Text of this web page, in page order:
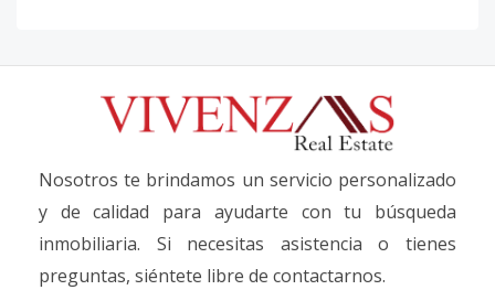
Nosotros te brindamos un servicio personalizado
y de calidad para ayudarte con tu búsqueda
inmobiliaria. Si necesitas asistencia o tienes
preguntas, siéntete libre de contactarnos.